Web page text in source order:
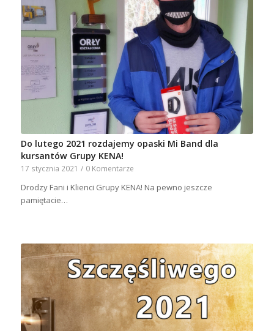
Do lutego 2021 rozdajemy opaski Mi Band dla
kursantów Grupy KENA!
17 stycznia 2021 / 0 Komentarze
Drodzy Fani i Klienci Grupy KENA! Na pewno jeszcze
pamiętacie…